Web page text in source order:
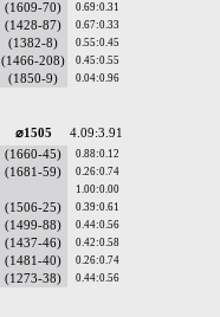
(1609-70) 0.69:0.31
(1428-87) 0.67:0.33
(1382-8) 0.55:0.45
(1466-208) 0.45:0.55
(1850-9) 0.04:0.96
⌀1505
4.09:3.91
(1660-45) 0.88:0.12
(1681-59) 0.26:0.74
1.00:0.00
(1506-25) 0.39:0.61
(1499-88) 0.44:0.56
(1437-46) 0.42:0.58
(1481-40) 0.26:0.74
(1273-38) 0.44:0.56